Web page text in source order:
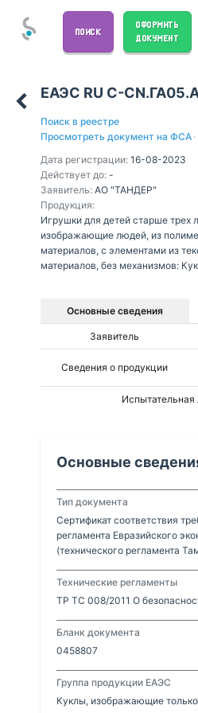
ПОИСК
ОФОРМИТЬ
ДОКУМЕНТ
ЕАЭС RU С-
Поиск в реестре
Просмотреть документ на ФСА ·
Дата регистрации: 16-08-2023
Действует до: -
Заявитель: АО "ТАНДЕР"
Продукция:
Игрушки для детей старше трех
изображающие людей, из
материалов, с элементами из
материалов, без механизмов:
Основные сведения
Заявитель
Сведения о продукции
Испытательная
Основные
Тип документа
Сертификат соответствия
регламента Евразийского
(технического регламента
Технические регламенты
ТР ТС 008/2011 О
Бланк документа
0458807
Группа продукции ЕАЭС
Куклы, изображающие